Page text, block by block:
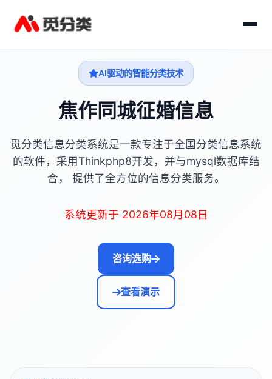
AI驱动的智能分类技术
焦作同城征婚信息
觅分类信息分类系统是一款专注于全国分类信息系统
的软件，采用Thinkphp8开发，并与mysql数据库结
合， 提供了全方位的信息分类服务。
系统更新于 2026年08月08日
咨询选购
查看演示